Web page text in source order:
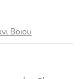
Βοιου